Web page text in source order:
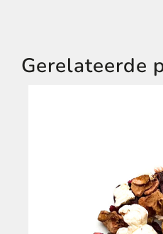
Gerelateerde